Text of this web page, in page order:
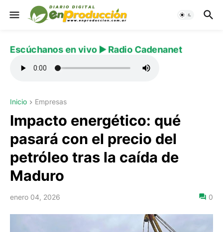
Escúchanos en vivo ▶️ Radio Cadenanet
Inicio Empresas
Impacto energético: qué
pasará con el precio del
petróleo tras la caída de
Maduro
enero 04, 2026 0